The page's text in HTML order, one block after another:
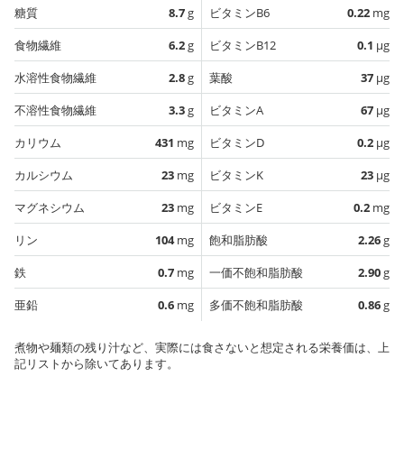
糖質
8.7g
食物繊維
6.2g
水溶性食物繊維
2.8g
不溶性食物繊維
3.3g
カリウム
431 mg
カルシウム
23 mg
マグネシウム
23 mg
リン
104mg
鉄
0.7 mg
亜鉛
0.6 mg
ビタミンB6
0.22 mg
ビタミンB12
0.1 µg
葉酸
37 µg
ビタミンA
67 µg
ビタミンD
0.2 µg
ビタミンK
23 µg
ビタミンE
0.2 mg
飽和脂肪酸
2.26g
一価不飽和脂肪酸
2.90g
多価不飽和脂肪酸
0.86g
煮物や麺類の残り汁など、実際には食さないと想定される栄養価は、上
記リストから除いてあります。